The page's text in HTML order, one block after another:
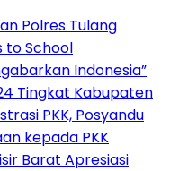
Polres Tulang
to School
Indonesia”
Tingkat Kabupaten
PKK, Posyandu
kepada PKK
Barat Apresiasi